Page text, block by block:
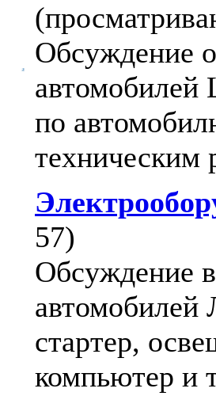
Обсуждение
автомобилей
по
техническим
57)
Обсуждение
автомобилей
стартер,
компьютер и